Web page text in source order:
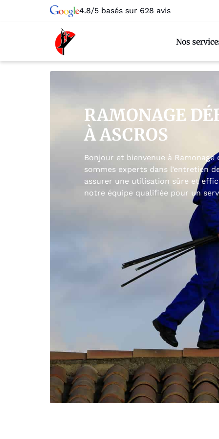
4.8/5 basés sur 628 avis
Nos
RAMONAGE
À ASCROS
Bonjour et bienvenue à Ramonage
sommes experts dans l’entretien
assurer une utilisation sûre et
notre équipe qualifiée pour un